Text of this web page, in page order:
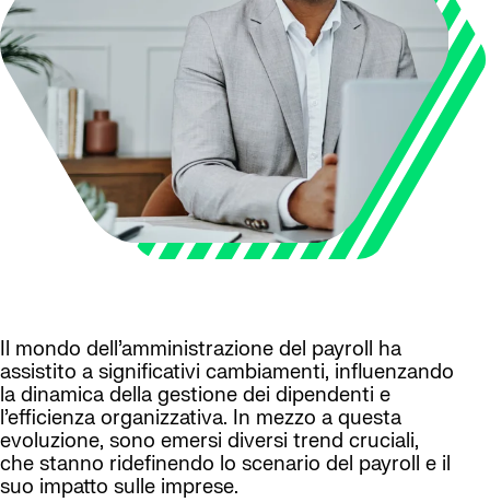
Il mondo dell’amministrazione del payroll ha
assistito a significativi cambiamenti, influenzando
la dinamica della gestione dei dipendenti e
l’efficienza organizzativa. In mezzo a questa
evoluzione, sono emersi diversi trend cruciali,
che stanno ridefinendo lo scenario del payroll e il
suo impatto sulle imprese.